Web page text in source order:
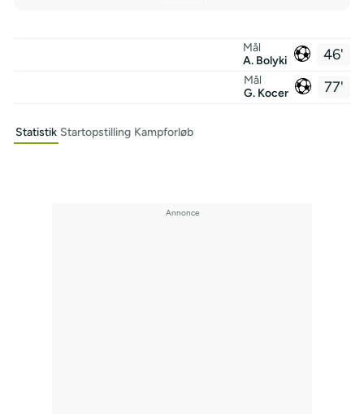
46'
Mål
A. Bolyki
77'
Mål
G. Kocer
Statistik Startopstilling Kampforløb